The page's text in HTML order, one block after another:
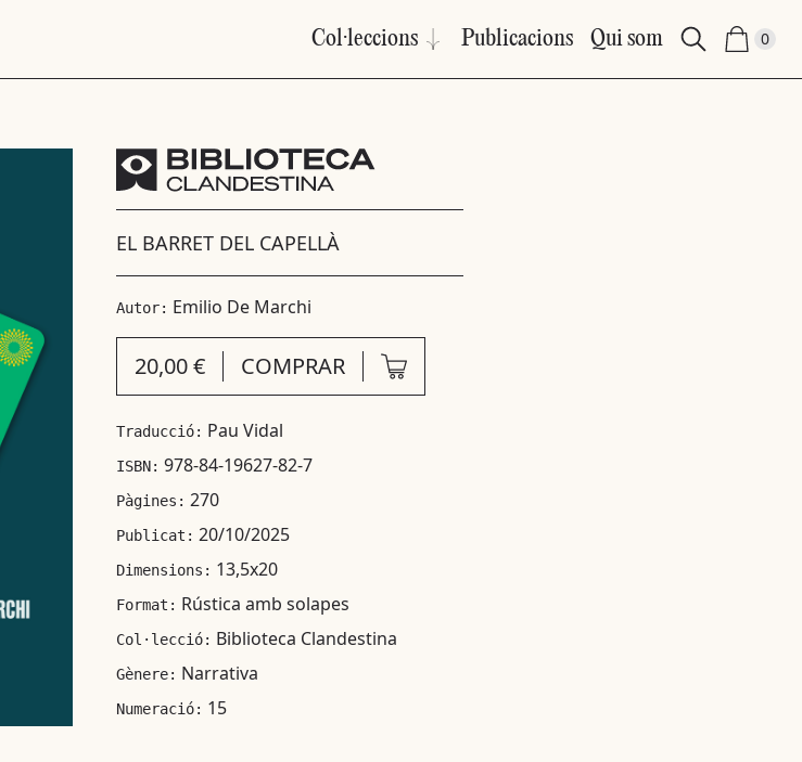
Col·leccions Publicacions Qui som 0
EL BARRET DEL CAPELLÀ
Autor: Emilio De Marchi
20,00 € COMPRAR
Traducció: Pau Vidal
ISBN: 978-84-19627-82-7
Pàgines: 270
Publicat: 20/10/2025
Dimensions: 13,5x20
Format: Rústica amb solapes
Col·lecció: Biblioteca Clandestina
Gènere: Narrativa
Numeració: 15